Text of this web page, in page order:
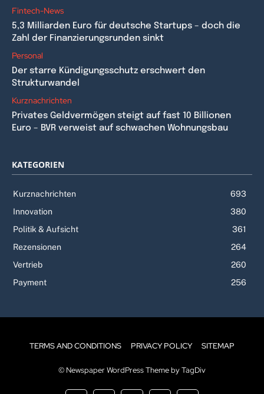
Fintech-News
5,3 Milliarden Euro für deutsche Startups – doch die
Zahl der Finanzierungsrunden sinkt
Personal
Der starre Kündigungsschutz erschwert den
Strukturwandel
Kurznachrichten
Privates Geldvermögen steigt auf fast 10 Billionen
Euro – BVR verweist auf schwachen Wohnungsbau
KATEGORIEN
Kurznachrichten
693
Innovation
380
Politik & Aufsicht
361
Rezensionen
264
Vertrieb
260
Payment
256
TERMS AND CONDITIONS PRIVACY POLICY SITEMAP
© Newspaper WordPress Theme by TagDiv